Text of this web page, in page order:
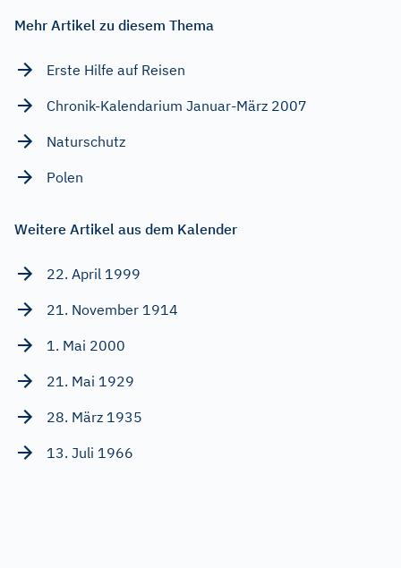
Mehr Artikel zu diesem Thema
Erste Hilfe auf Reisen
Chronik-Kalendarium Januar-März 2007
Naturschutz
Polen
Weitere Artikel aus dem Kalender
22. April 1999
21. November 1914
1. Mai 2000
21. Mai 1929
28. März 1935
13. Juli 1966